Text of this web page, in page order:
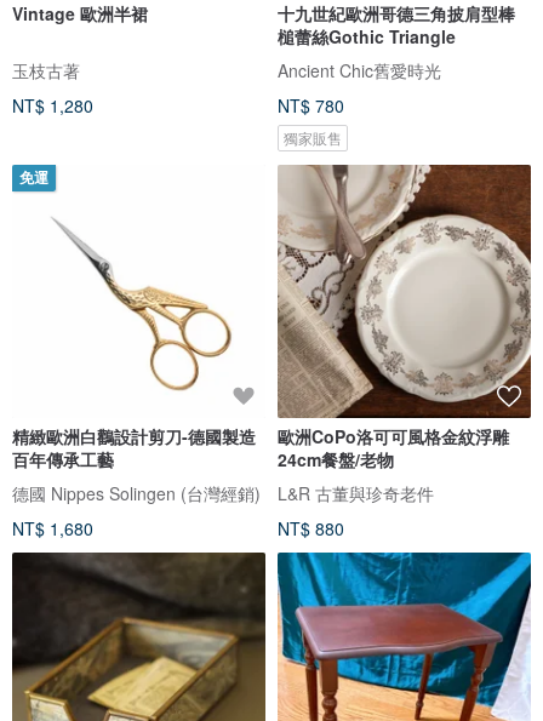
Vintage 歐洲半裙
玉枝古著
NT$ 1,280
十九世紀歐洲哥德三角披肩型棒
槌蕾絲Gothic Triangle
Ancient Chic舊愛時光
NT$ 780
獨家販售
免運
精緻歐洲白鸛設計剪刀-德國製造
百年傳承工藝
德國 Nippes Solingen (台灣經銷)
NT$ 1,680
歐洲CoPo洛可可風格金紋浮雕
24cm餐盤/老物
L&R 古董與珍奇老件
NT$ 880